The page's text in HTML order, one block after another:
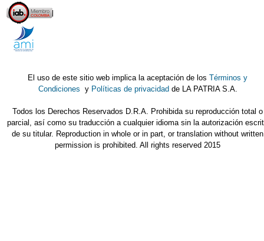
El uso de este sitio web implica la aceptación de losTérminos y
Condiciones y Políticas de privacidad de LA PATRIA S.A.
Todos los Derechos Reservados D.R.A. Prohibida su reproducción total o
parcial, así como su traducción a cualquier idioma sin la autorización
de su titular. Reproduction in whole or in part, or translation without written
permission is prohibited. All rights reserved 2015